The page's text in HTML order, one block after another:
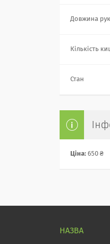
Довжина
Кількість
Стан
Ціна: 650 ₴